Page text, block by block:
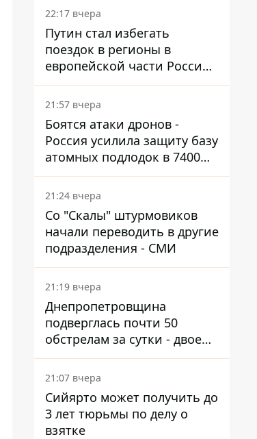
22:17 вчера
Путин стал избегать
поездок в регионы в
европейской части России,
куда регулярно долетают
дроны
21:57 вчера
Боятся атаки дронов -
Россия усилила защиту базу
атомных подлодок в 7400
км от Украины
21:24 вчера
Со "Скалы" штурмовиков
начали переводить в другие
подразделения - СМИ
21:19 вчера
Днепропетровщина
подверглась почти 50
обстрелам за сутки - двое
погибших, шесть
пострадавших
21:07 вчера
Сийярто может получить до
3 лет тюрьмы по делу о
взятке